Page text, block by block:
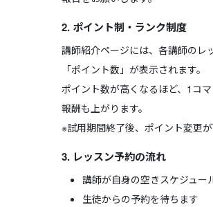
2. ポイント制・ランク制度
講師紹介ページには、各講師のレ
「ポイント数」が表示されます。
ポイント数が高くなるほど、1コ
報酬も上がります。
※試用期間終了後、ポイント変更が
3. レッスン予約の流れ
講師が自身の空きスケジュー
生徒からの予約を待ちます